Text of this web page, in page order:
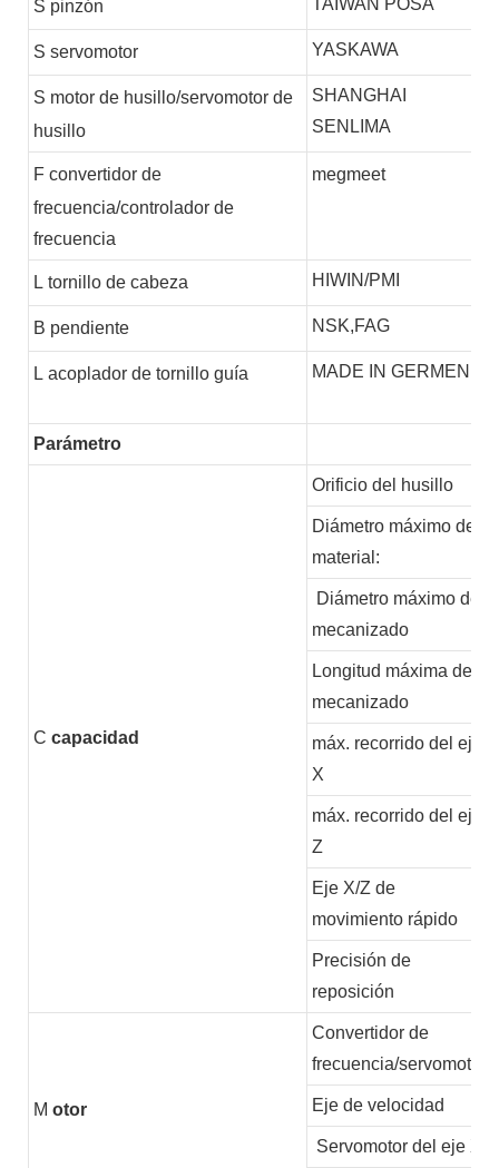
S pinzón
S servomotor YASKAWA
S motor de husillo/servomotor de
husillo
SHANGHAI
SENLIMA
F convertidor de
frecuencia/controlador de
frecuencia
megmeet
L tornillo de cabeza HIWIN/PMI
B pendiente NSK,FAG
L acoplador de tornillo guía MADE IN GERMEN
Parámetro
C capacidad
Orificio del husillo
Diámetro máximo del
material:
Diámetro máximo de
mecanizado
Longitud máxima de
mecanizado
máx. recorrido del eje
X
máx. recorrido del eje
Z
Eje X/Z de
movimiento rápido
Precisión de
reposición
M otor
Convertidor de
frecuencia/servomotor
Eje de velocidad
Servomotor del eje X